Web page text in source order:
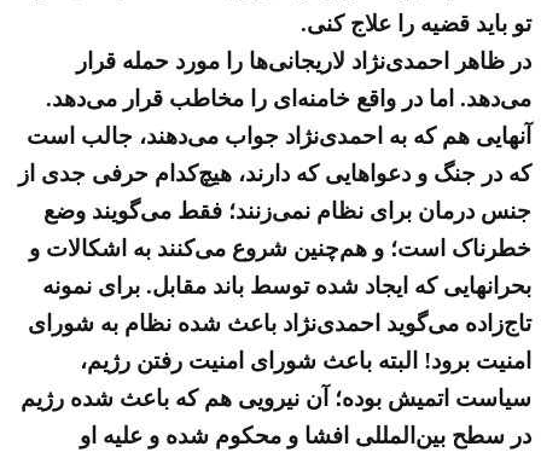
تو باید قضیه را علاج کنی.
در ظاهر احمدی‌نژاد لاریجانی‌ها را مورد حمله قرار
می‌دهد. اما در واقع خامنه‌ای را مخاطب قرار می‌دهد.
آنهایی هم که به احمدی‌نژاد جواب می‌دهند، جالب است
که در جنگ و دعواهایی که دارند، هیچ‌کدام حرفی جدی از
جنس درمان برای نظام نمی‌زنند؛ فقط می‌گویند وضع
خطرناک است؛ و هم‌چنین شروع می‌کنند به اشکالات و
بحرانهایی که ایجاد شده توسط باند مقابل. برای نمونه
تاج‌زاده می‌گوید احمدی‌نژاد باعث شده نظام به شورای
امنیت برود! البته باعث شورای امنیت رفتن رژیم،
سیاست اتمیش بوده؛ آن نیرویی هم که باعث شده رژیم
در سطح بین‌المللی افشا و محکوم شده و علیه او